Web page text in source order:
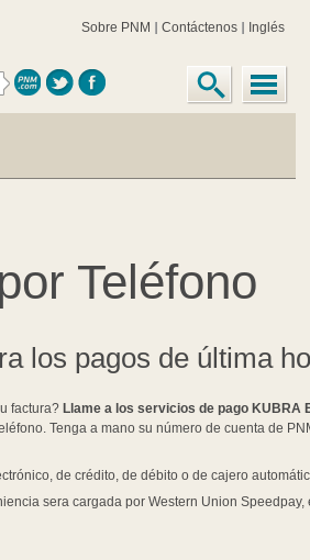
Sobre PNM Contáctenos Inglés
Teléfono
los pagos de última
factura? Llame a los servicios de pago KUBRA
Tenga a mano su número de cuenta de
de crédito, de débito o de cajero
sera cargada por Western Union